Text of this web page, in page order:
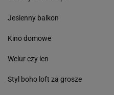
Jesienny balkon
Kino domowe
Welur czy len
Styl boho loft za grosze